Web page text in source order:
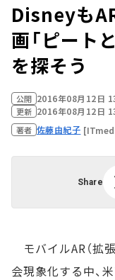
Disneyも
画「ピート
を探そう
公開 2016年08月12日
更新 2016年08月12日
著者 佐藤由紀子
Share
モバイルAR（拡
会現象化する中、